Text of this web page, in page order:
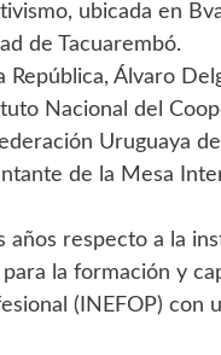
ubicada en
de Tacuarembó.
Álvaro
Nacional del
Uruguaya
de la Mesa
años respecto a la
la formación y
(INEFOP) con